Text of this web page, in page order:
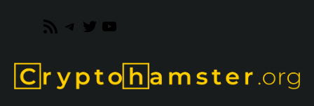
RSS
Telegram
Twitter